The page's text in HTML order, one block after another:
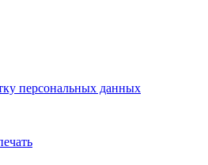
персональных данных